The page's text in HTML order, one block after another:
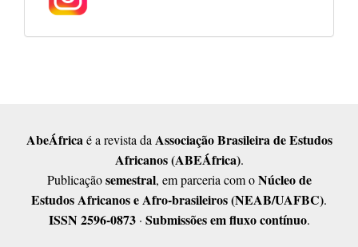
AbeÁfrica é a revista da Associação Brasileira de Estudos
Africanos (ABEÁfrica).
Publicaçãosemestral, em parceria com oNúcleo de
Estudos Africanos e Afro-brasileiros (NEAB/UAFBC).
ISSN 2596-0873· Submissões em fluxo contínuo.